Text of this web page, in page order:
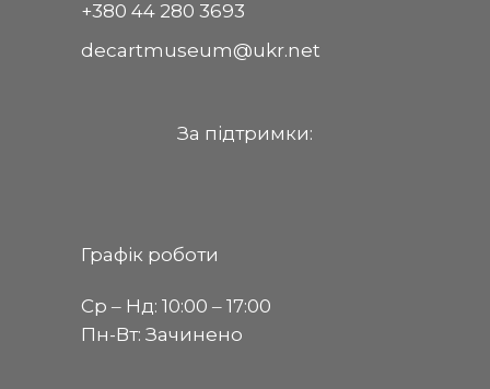
+380 44 280 3693
decartmuseum@ukr.net
За пiдтримки:
Графік роботи
Ср ‒ Нд: 10:00 ‒ 17:00
Пн-Вт: Зачинено